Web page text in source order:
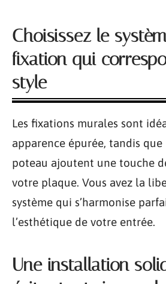
Choisissez le
fixation qui
style
Les fixations murales sont
apparence épurée, tandis
poteau ajoutent une touche
votre plaque. Vous avez la
système qui s’harmonise
l’esthétique de votre entrée.
Une installation